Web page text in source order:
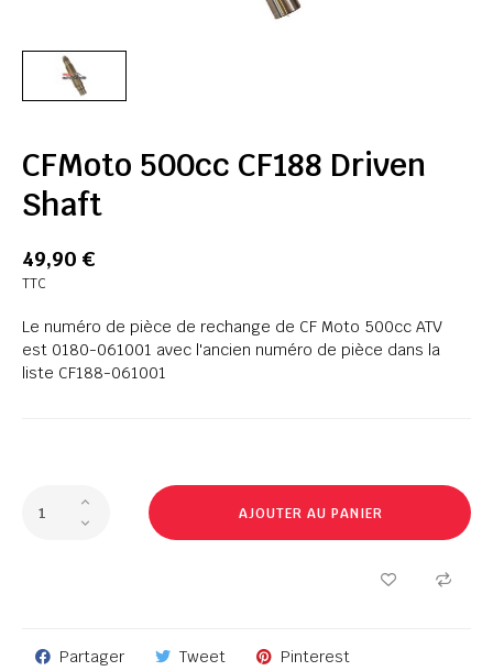
CFMoto 500cc CF188 Driven
Shaft
49,90 €
TTC
Le numéro de pièce de rechange de CF Moto 500cc ATV
est 0180-061001 avec l'ancien numéro de pièce dans la
liste CF188-061001
AJOUTER AU PANIER
Partager Tweet Pinterest